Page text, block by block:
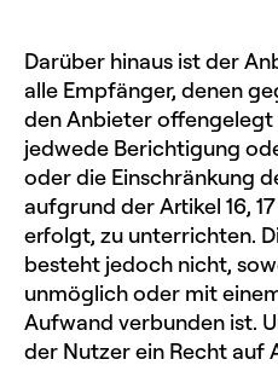
Darüber hinaus ist der
alle Empfänger, denen
den Anbieter
jedwede Berichtigung
oder die Einschränkung
aufgrund der Artikel 16, 17
erfolgt, zu unterrichten.
besteht jedoch nicht,
unmöglich oder mit
Aufwand verbunden ist.
der Nutzer ein Recht auf